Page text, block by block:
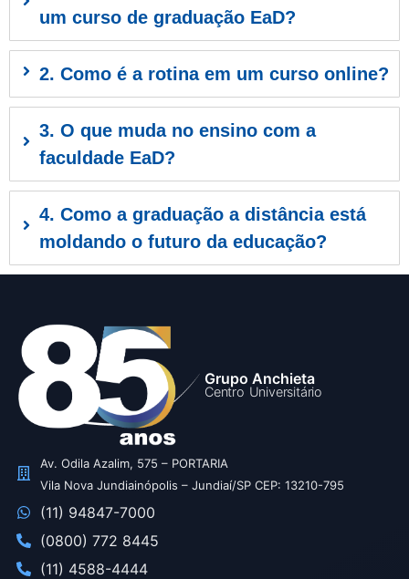
um curso de graduação EaD?
2. Como é a rotina em um curso online?
3. O que muda no ensino com a
faculdade EaD?
4. Como a graduação a distância está
moldando o futuro da educação?
Grupo Anchieta
Centro Universitário
Av. Odila Azalim, 575 – PORTARIA
Vila Nova Jundiainópolis – Jundiaí/SP CEP: 13210-795
(11) 94847-7000
(0800) 772 8445
(11) 4588-4444